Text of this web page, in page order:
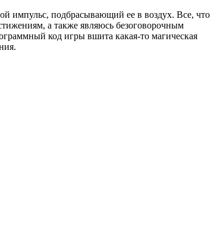
импульс, подбрасывающий ее в воздух. Все, что
а также являюсь безоговорочным
код игры вшита какая-то магическая